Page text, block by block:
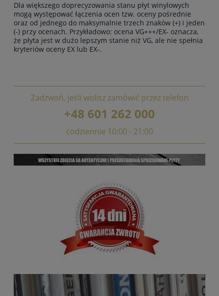
Dla większego doprecyzowania stanu płyt winylowych
mogą występować łączenia ocen tzw. oceny pośrednie
oraz od jednego do maksymalnie trzech znaków (+) i jeden
(-) przy ocenach. Przykładowo: ocena VG+++/EX- oznacza,
że płyta jest w dużo lepszym stanie niż VG, ale nie spełnia
kryteriów oceny EX lub EX-.
Zadzwoń, jeśli wolisz zamówić przez telefon
+48 601 262 000
codziennie 10:00 - 21:00